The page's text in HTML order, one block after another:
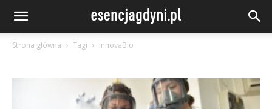
Strona główna Tagi InnovaBio